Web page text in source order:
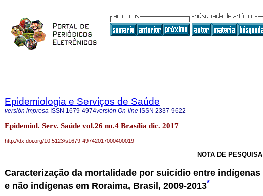
Epidemiologia e Serviços de Saúde
versión impresa ISSN 1679-4974versión On-line ISSN 2337-9622
Epidemiol. Serv. Saúde vol.26 no.4 Brasília dic. 2017
http://dx.doi.org/10.5123/s1679-49742017000400019
NOTA DE PESQUISA
Caracterização da mortalidade por suicídio entre indígenas
e não indígenas em Roraima, Brasil, 2009-2013*